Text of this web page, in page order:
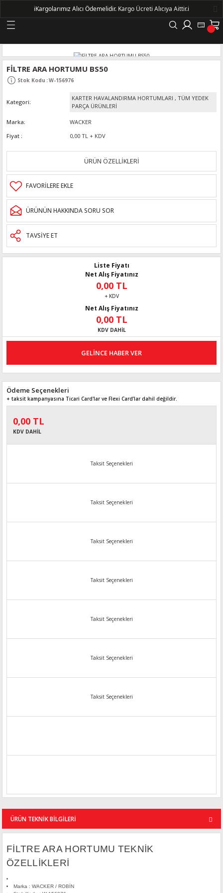
Geri Dön
KASNAKLI ALTERNATÖRLER - 1500
FİLTRE ARA HORTUMU BS50
Stok Kodu :W-156976
Kategori
KARTER HAVALANDIRMA HORTUMLARI , TÜM YEDEK
PARÇA ÜRÜNLERİ
Marka
WACKER
Fiyat
0,00 TL + KDV
ÜRÜN ÖZELLİKLERİ
ÜRÜNÜN HAKKINDA SORU SOR
TAVSİYE ET
Liste Fiyatı
Net Alış Fiyatınız
0,00 TL
+ KDV
Net Alış Fiyatınız
0,00 TL
KDV DAHİL
GELİNCE HABER VER
Ödeme Seçenekleri
+ taksit kampanyasına Ticari Card'lar ve Flexi Card’lar dahil değildir.
0,00 TL
KDV DAHİL
Taksit Seçenekleri
Taksit Seçenekleri
Taksit Seçenekleri
Taksit Seçenekleri
Taksit Seçenekleri
Taksit Seçenekleri
Taksit Seçenekleri
ÜRÜN TEKNİK BİLGİLERİ
FİLTRE ARA HORTUMU TEKNİK
ÖZELLİKLERİ
Marka : WACKER / ROBİN
ℹ️Kargolarımız Alıcı Ödemelidir. Kargo Ücreti Alıcıya Aittir.ℹ️